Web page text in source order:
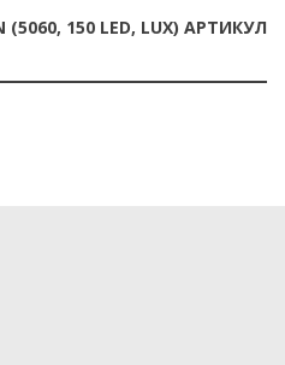
(5060, 150 LED, LUX) АРТИКУЛ